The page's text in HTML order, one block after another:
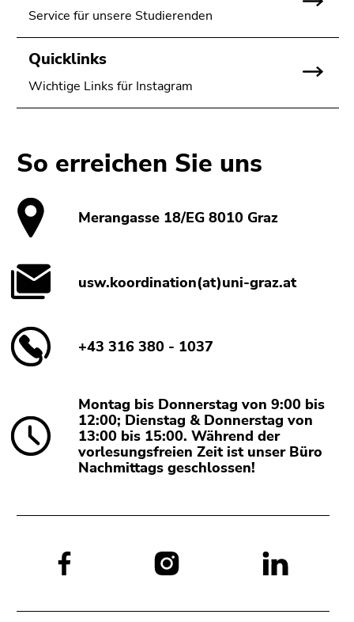
Service für unsere Studierenden
Quicklinks
Wichtige Links für Instagram
So erreichen Sie uns
Merangasse 18/EG 8010 Graz
usw.koordination(at)uni-graz.at
+43 316 380 - 1037
Montag bis Donnerstag von 9:00 bis
12:00; Dienstag & Donnerstag von
13:00 bis 15:00. Während der
vorlesungsfreien Zeit ist unser Büro
Nachmittags geschlossen!